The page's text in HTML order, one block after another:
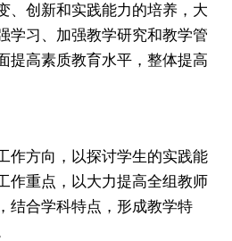
创新和实践能力的培养，大
学习、加强教学研究和教学管
提高素质教育水平，整体提高
方向，以探讨学生的实践能
作重点，以大力提高全组教师
结合学科特点，形成教学特